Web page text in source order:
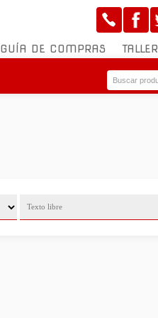
GUÍA DE COMPRAS TALLER